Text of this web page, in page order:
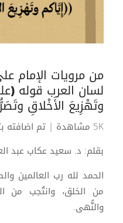
من مرويات الإمام
لسان العرب قوله
وتَهْزِيعَ الأَخْلاقِ
5K مشاهدة
| تم اضافته بتاريخ
بقلم: د. سعيد عكاب عبد
الحمد لله رب العالمين
من الخلق، وانتُجب من
والنُّهى.